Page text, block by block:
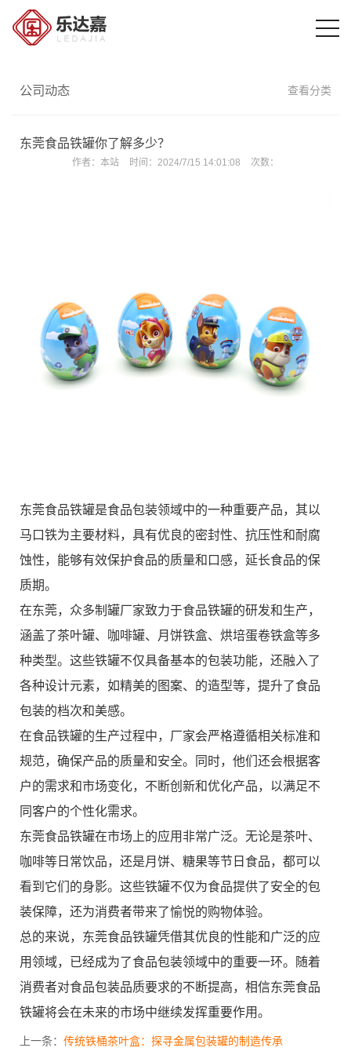
公司动态 查看分类
东莞食品铁罐你了解多少？
作者： 本站 时间： 2024/7/15 14:01:08 次数：
东莞食品铁罐是食品包装领域中的一种重要产品，其以
马口铁为主要材料，具有优良的密封性、抗压性和耐腐
蚀性，能够有效保护食品的质量和口感，延长食品的保
质期。
在东莞，众多制罐厂家致力于食品铁罐的研发和生产，
涵盖了茶叶罐、咖啡罐、月饼铁盒、烘培蛋卷铁盒等多
种类型。这些铁罐不仅具备基本的包装功能，还融入了
各种设计元素，如精美的图案、的造型等，提升了食品
包装的档次和美感。
在食品铁罐的生产过程中，厂家会严格遵循相关标准和
规范，确保产品的质量和安全。同时，他们还会根据客
户的需求和市场变化，不断创新和优化产品，以满足不
同客户的个性化需求。
东莞食品铁罐在市场上的应用非常广泛。无论是茶叶、
咖啡等日常饮品，还是月饼、糖果等节日食品，都可以
看到它们的身影。这些铁罐不仅为食品提供了安全的包
装保障，还为消费者带来了愉悦的购物体验。
总的来说，东莞食品铁罐凭借其优良的性能和广泛的应
用领域，已经成为了食品包装领域中的重要一环。随着
消费者对食品包装品质要求的不断提高，相信东莞食品
铁罐将会在未来的市场中继续发挥重要作用。
上一条： 传统铁桶茶叶盒：探寻金属包装罐的制造传承
扫描二维码 X